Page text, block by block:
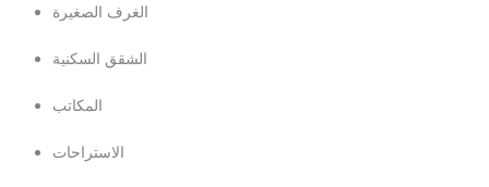
الغرف الصغيرة
الشقق السكنية
المكاتب
الاستراحات